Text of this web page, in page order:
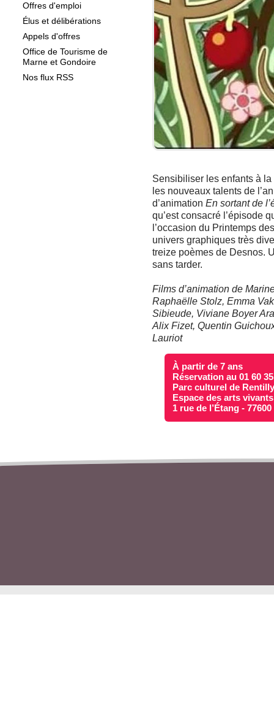
Offres d'emploi
Élus et délibérations
Appels d'offres
Office de Tourisme de
Marne et Gondoire
Nos flux RSS
Sensibiliser les enfants à
les nouveaux talents de
d’animation En sortant de
qu’est consacré l’épisode
l’occasion du Printemps
univers graphiques très
treize poèmes de Desnos.
sans tarder.
Films d’animation de
Raphaëlle Stolz, Emma
Sibieude, Viviane Boyer
Alix Fizet, Quentin
Lauriot
À partir de 7 ans
Réservation au 01 60
Parc culturel de
Espace des arts vivants
1 rue de l’Étang -